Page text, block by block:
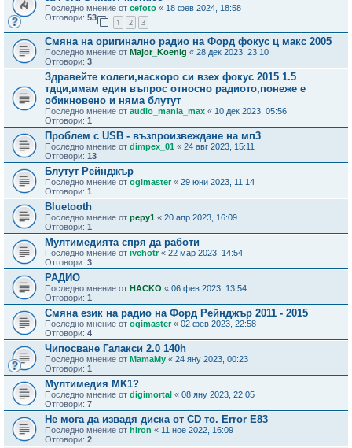
Последно мнение от cefoto « 18 фев 2024, 18:58
Отговори: 53
1 2 3
Смяна на оригинално радио на Форд фокус ц макс 2005
Последно мнение от Major_Koenig « 28 дек 2023, 23:10
Отговори: 3
Здравейте колеги,наскоро си взех фокус 2015 1.5
тдци,имам един въпрос относно радиото,понеже е
обикновено и няма блутут
Последно мнение от audio_mania_max « 10 дек 2023, 05:56
Отговори: 1
Проблем с USB - възпроизвеждане на мп3
Последно мнение от dimpex_01 « 24 авг 2023, 15:11
Отговори: 13
Блутут Рейнджър
Последно мнение от ogimaster« 29 юни 2023, 11:14
Отговори: 1
Bluetooth
Последно мнение от pepy1 « 20 апр 2023, 16:09
Отговори: 1
Мултимедията спря да работи
Последно мнение от ivchotr« 22 мар 2023, 14:54
Отговори: 3
РАДИО
Последно мнение от HACKO « 06 фев 2023, 13:54
Отговори: 1
Смяна език на радио на Форд Рейнджър 2011 - 2015
Последно мнение от ogimaster« 02 фев 2023, 22:58
Отговори: 4
Чипосване Галакси 2.0 140h
Последно мнение от MamaMy « 24 яну 2023, 00:23
Отговори: 1
Мултимедия MK1?
Последно мнение от digimortal « 08 яну 2023, 22:05
Отговори: 7
Не мога да извадя диска от CD то. Error E83
Последно мнение от hiron « 11 ное 2022, 16:09
Отговори: 2